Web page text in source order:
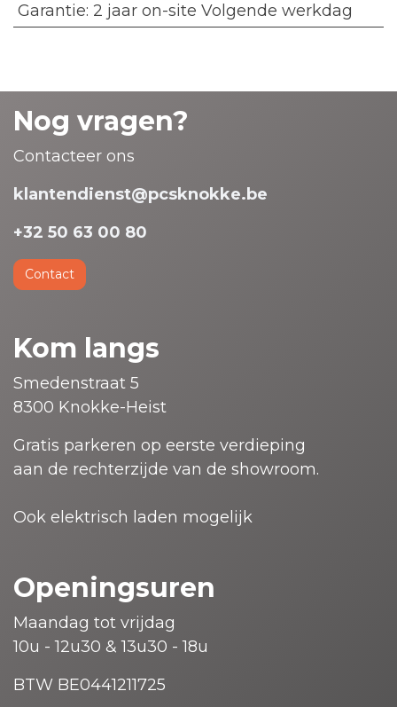
Garantie: 2 jaar on-site Volgende werkdag
Nog vragen?
Contacteer ons
klantendienst@pcsknokke.be
+32 50 63 00 80
Contact
Kom langs
Smedenstraat 5
8300 Knokke-Heist
Gratis parkeren op eerste verdieping
aan de rechterzijde van de showroom.
Ook elektrisch laden mogelijk
Openingsuren
Maandag tot vrijdag
10u - 12u30 & 13u30 - 18u
BTW BE0441211725